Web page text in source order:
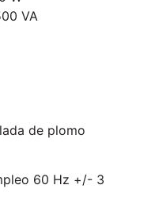
VA
de plomo
60 Hz +/- 3